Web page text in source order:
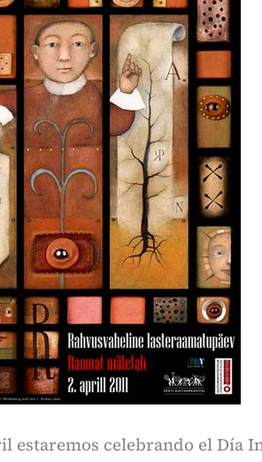
estaremos celebrando el Día